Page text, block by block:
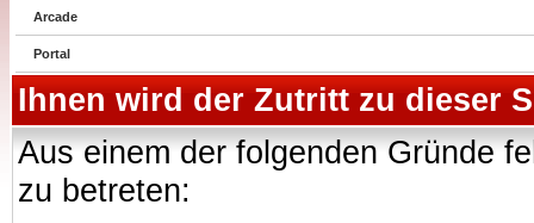
Arcade
Portal
Ihnen wird der Zutritt zu dieser
Aus einem der folgenden Gründe
zu betreten: